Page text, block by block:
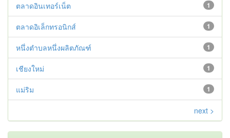
1
ตลาดอินเทอร์เน็ต
1
ตลาดอิเล็กทรอนิกส์
1
หนึ่งตำบลหนึ่งผลิตภัณฑ์
1
เชียงใหม่
1
แม่ริม
next >